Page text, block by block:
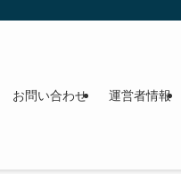
お問い合わせ 運営者情報